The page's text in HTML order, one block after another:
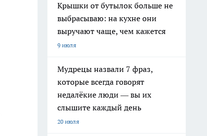
Крышки от бутылок больше не
выбрасываю: на кухне они
выручают чаще, чем кажется
9 июля
Мудрецы назвали 7 фраз,
которые всегда говорят
недалёкие люди — вы их
слышите каждый день
20 июля